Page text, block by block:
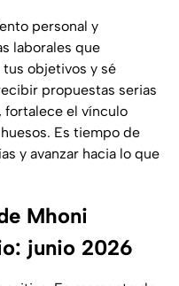
personal y
laborales que
objetivos y sé
propuestas serias
fortalece el vínculo
Es tiempo de
y avanzar hacia lo que
Mhoni
junio 2026